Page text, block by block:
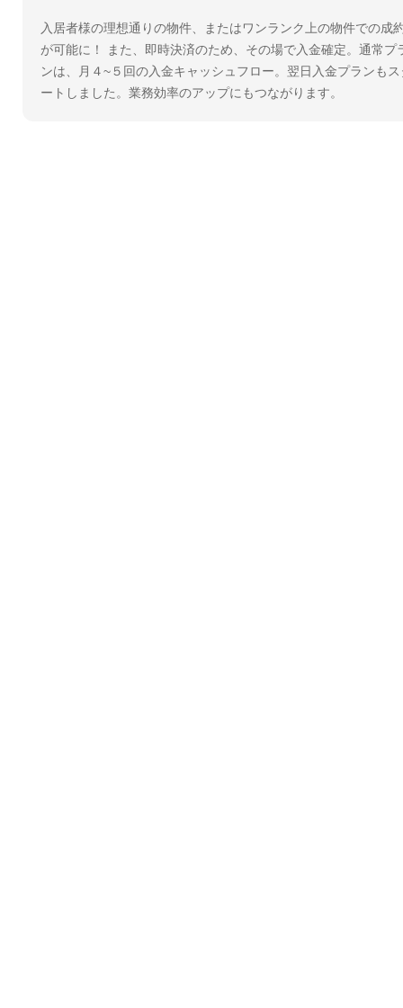
入居者様の理想通りの物件、またはワンランク上の物件での成
が可能に！ また、即時決済のため、その場で入金確定。通常プ
ンは、月４~５回の入金キャッシュフロー。翌日入金プランもス
ートしました。業務効率のアップにもつながります。